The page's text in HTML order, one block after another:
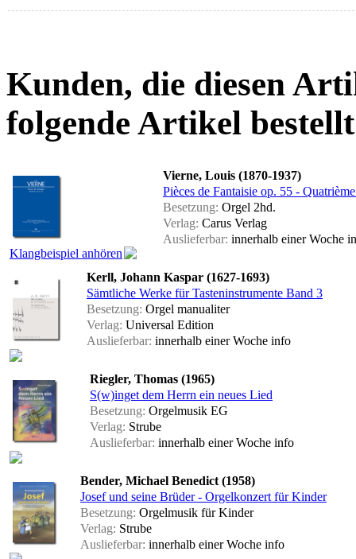
Kunden, die diesen
folgende Artikel
Klangbeispiel anhören
Vierne, Louis (1870-1937)
Pièces de Fantaisie op. 55 -
Besetzung: Orgel 2hd.
Verlag: Carus Verlag
Auslieferbar: innerhalb einer Woche
Kerll, Johann Kaspar (1627-1693)
Sämtliche Werke für Tasteninstrumente Band 3
Besetzung: Orgel manualiter
Verlag: Universal Edition
Auslieferbar: innerhalb einer Woche info
Riegler, Thomas (1965)
S(w)inget dem Herrn ein neues Lied
Besetzung: Orgelmusik EG
Verlag: Strube
Auslieferbar: innerhalb einer Woche info
Bender, Michael Benedict (1958)
Josef und seine Brüder - Orgelkonzert für Kinder
Besetzung: Orgelmusik für Kinder
Verlag: Strube
Auslieferbar: innerhalb einer Woche info